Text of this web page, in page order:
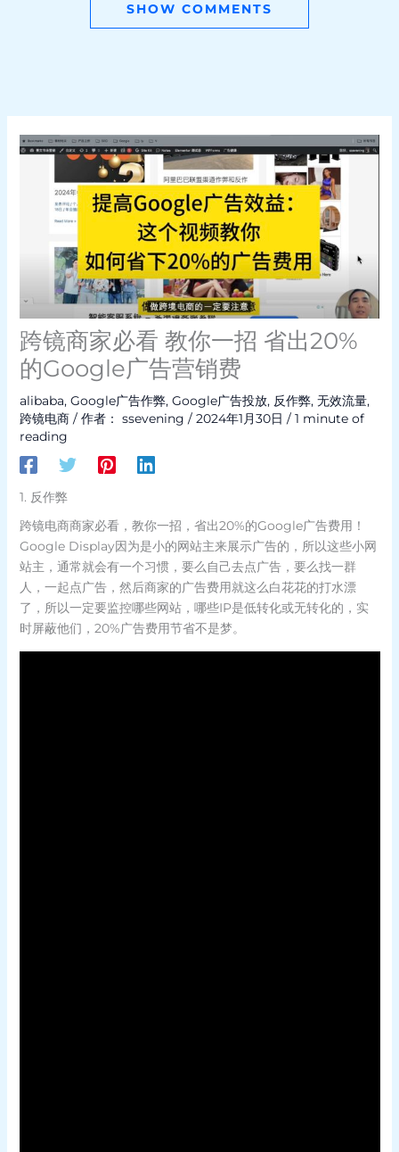
SHOW COMMENTS
跨镜商家必看 教你一招 省出20%
的Google广告营销费
alibaba, Google广告作弊, Google广告投放, 反作弊, 无效流量,
跨镜电商/ 作者： ssevening / 2024年1月30日 / 1 minute of
reading
1. 反作弊
跨镜电商商家必看，教你一招，省出20%的Google广告费用！
Google Display因为是小的网站主来展示广告的，所以这些小网
站主，通常就会有一个习惯，要么自己去点广告，要么找一群
人，一起点广告，然后商家的广告费用就这么白花花的打水漂
了，所以一定要监控哪些网站，哪些IP是低转化或无转化的，实
时屏蔽他们，20%广告费用节省不是梦。